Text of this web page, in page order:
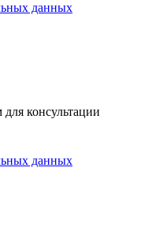
данных
консультации
данных